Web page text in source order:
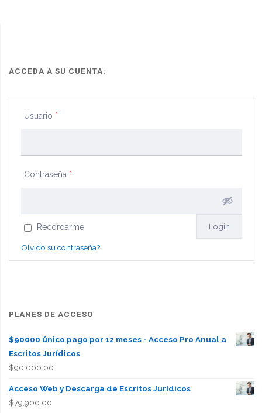
trabajo.
inconstitucionalidad."
ACCEDA A SU CUENTA:
Usuario *
Contraseña *
Recordarme
Olvido su contraseña?
PLANES DE ACCESO
$90000 único pago por 12 meses - Acceso Pro Anual a
Escritos Jurídicos
$90,000.00
Acceso Web y Descarga de Escritos Jurídicos
$79,900.00